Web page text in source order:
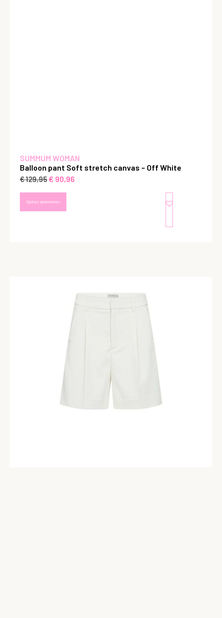
SUMMUM WOMAN
Balloon pant Soft stretch canvas – Off White
€129,95€ 90,96
Opties selecteren